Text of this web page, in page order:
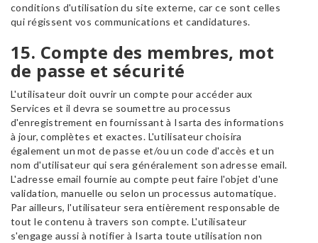
conditions d'utilisation du site externe, car ce sont celles
qui régissent vos communications et candidatures.
15. Compte des membres, mot
de passe et sécurité
L'utilisateur doit ouvrir un compte pour accéder aux
Services et il devra se soumettre au processus
d'enregistrement en fournissant à Isarta des informations
à jour, complètes et exactes. L'utilisateur choisira
également un mot de passe et/ou un code d'accès et un
nom d'utilisateur qui sera généralement son adresse email.
L'adresse email fournie au compte peut faire l'objet d'une
validation, manuelle ou selon un processus automatique.
Par ailleurs, l'utilisateur sera entièrement responsable de
tout le contenu à travers son compte. L'utilisateur
s'engage aussi à notifier à Isarta toute utilisation non